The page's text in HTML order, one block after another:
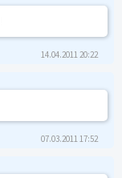
14.04.2011 20:22
07.03.2011 17:52